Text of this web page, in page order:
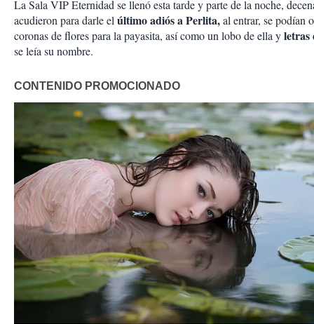
La Sala VIP Eternidad se llenó esta tarde y parte de la noche,
acudieron para darle el último adiós a Perlita,al entrar, se podían
coronas de flores para la payasita, así como un lobo de ella yletras
se leía su nombre.